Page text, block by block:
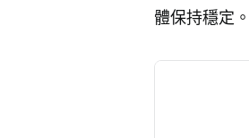
體保持穩定。